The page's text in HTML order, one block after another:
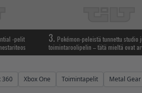
-pelit
3. Pokémon-peleistä tunnettu studio
toimintaroolipelin – tätä mieltä ovat
360 Xbox One Toimintapelit Metal